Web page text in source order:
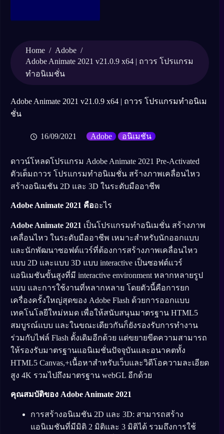
Home / Adobe /
Adobe Animate 2021 v21.0.9 x64 | ถาวร โปรแกรม
ทำอนิเมชั่น
Adobe Animate 2021 v21.0.9 x64 | ถาวร โปรแกรมทำอนิเม
ชั่น
16/09/2021 Adobe อนิเมชัน
ดาวน์โหลดโปรแกรม Adobe Animate 2021 Pre-Activated
ตัวเต็มถาวร โปรแกรมทำอนิเมชั่น สร้างภาพเคลื่อนไหว
สร้างอนิเมชัน 2D และ 3D ในระดับมืออาชีพ
Adobe Animate 2021 คืออะไร
Adobe Animate 2021 เป็นโปรแกรมทำอนิเมชั่น สร้างภาพ
เคลื่อนไหว ในระดับมืออาชีพ เหมาะสำหรับนักออกแบบ
และนักพัฒนาซอฟต์แวร์ที่ต้องการสร้างภาพเคลื่อนไหว
แบบ 2D และแบบ 3D แบบ interactive เป็นซอฟต์แวร์
แอนิเมชันขั้นสูงที่มี interactive environment หลากหลายรูป
แบบ และการใช้งานที่หลากหลาย โดยตัวนี้คือการยก
เครื่องครั้งใหญ่สุดของ Adobe Flash ด้วยการออกแบบ
เทคโนโลยีใหม่หมด เพื่อให้สนับสนุนมาตรฐาน HTML5
สมบูรณ์แบบ และในขณะเดียวกันก็ยังรองรับการทำงาน
ร่วมกับไฟล์ Flash ดั้งเดิมอีกด้วย แต่ขยายขีดความสามารถ
ให้รองรับมาตรฐานแอนิเมชั่นปัจจุบันและอนาคตทั้ง
HTML5 Canvas,+เนื้อหาสำหรับเว็บและวิดีโอความละเอียด
สูง 4K รวมไปถึงมาตรฐาน webGL อีกด้วย
คุณสมบัติของ Adobe Animate 2021
การสร้างอนิเมชัน 2D และ 3D: สามารถสร้าง
แอนิเมชันที่มีมิติ 2 มิติและ 3 มิติได้ รวมถึงการใช้